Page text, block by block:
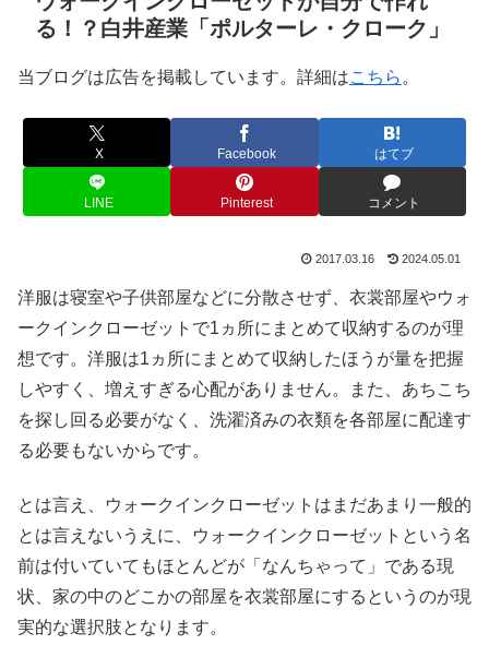
る！？白井産業「ポルターレ・クローク」
当ブログは広告を掲載しています。詳細はこちら 。
X Facebook はてブ
LINE Pinterest コメント
2017.03.16 2024.05.01
洋服は寝室や子供部屋などに分散させず、衣裳部屋やウォ
ークインクローゼットで1ヵ所にまとめて収納するのが理
想です。洋服は1ヵ所にまとめて収納したほうが量を把握
しやすく、増えすぎる心配がありません。また、あちこち
を探し回る必要がなく、洗濯済みの衣類を各部屋に配達す
る必要もないからです。
とは言え、ウォークインクローゼットはまだあまり一般的
とは言えないうえに、ウォークインクローゼットという名
前は付いていてもほとんどが「なんちゃって」である現
状、家の中のどこかの部屋を衣裳部屋にするというのが現
実的な選択肢となります。